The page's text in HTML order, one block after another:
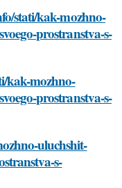
stati/kak-mozhno-
prostranstva-s-
kak-mozhno-
prostranstva-s-
uluchshit-
s-